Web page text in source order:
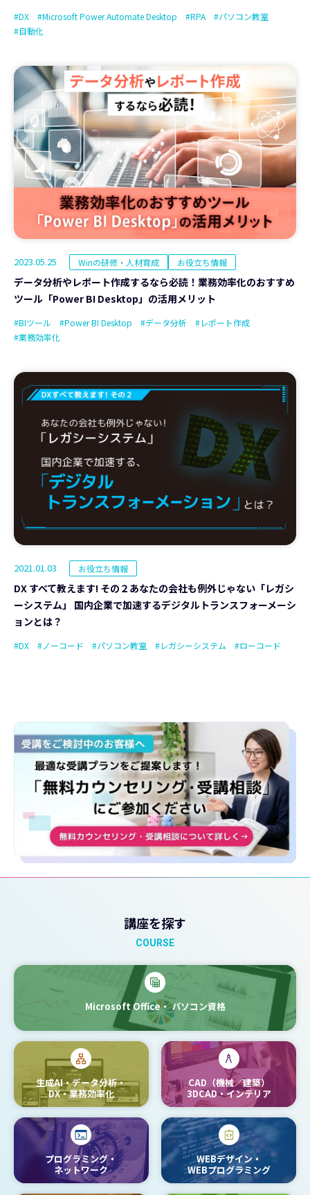
#DX #Microsoft Power Automate Desktop #RPA
#パソコン教室
#自動化
2023.05.25 Winの研修・人材育成 お役立ち情報
データ分析やレポート作成するなら必読！業務効率化のおすすめ
ツール「Power BI Desktop」の活用メリット
#BIツール #Power BI Desktop #データ分析
#レポート作成
#業務効率化
2021.01.03 お役立ち情報
DX すべて教えます! その２あなたの会社も例外じゃない「レガシ
ーシステム」 国内企業で加速するデジタルトランスフォーメーシ
ョンとは？
#DX #ノーコード #パソコン教室 #レガシーシステム #ローコード
講座を探す
COURSE
Microsoft Office・パソコン資格
生成AI・データ分析・
DX・業務効率化
CAD（機械／建築）
3DCAD・インテリア
プログラミング・
ネットワーク
WEBデザイン・
WEBプログラミング